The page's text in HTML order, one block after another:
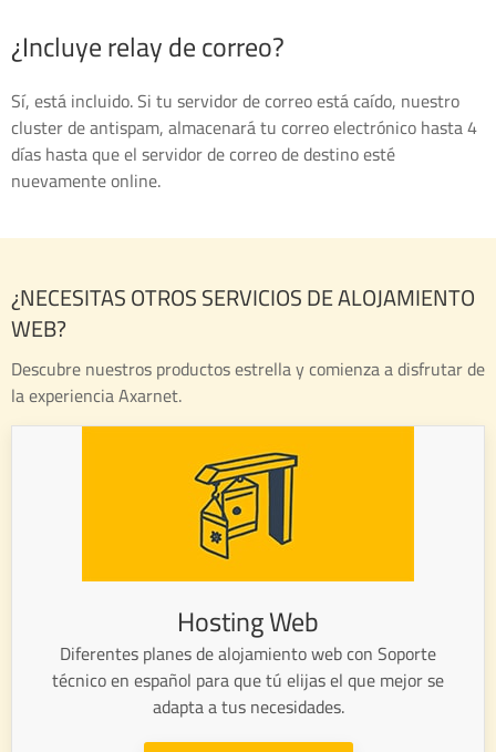
¿Incluye relay de correo?
Sí, está incluido. Si tu servidor de correo está caído, nuestro
cluster de antispam, almacenará tu correo electrónico hasta 4
días hasta que el servidor de correo de destino esté
nuevamente online.
¿NECESITAS OTROS SERVICIOS DE ALOJAMIENTO
WEB?
Descubre nuestros productos estrella y comienza a disfrutar de
la experiencia Axarnet.
Hosting Web
Diferentes planes de alojamiento web con Soporte
técnico en español para que tú elijas el que mejor se
adapta a tus necesidades.